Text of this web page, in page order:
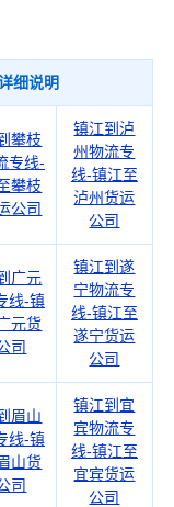
细说明
攀枝
专线-
攀枝
公司
镇江到泸
州物流专
线-镇江至
泸州货运
公司
广元
线-镇
元货
司
镇江到遂
宁物流专
线-镇江至
遂宁货运
公司
眉山
线-镇
山货
司
镇江到宜
宾物流专
线-镇江至
宜宾货运
公司